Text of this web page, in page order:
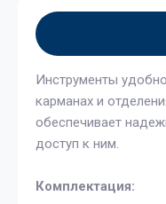
Инструменты
карманах и
обеспечивает
доступ к ним.
Комплектация: